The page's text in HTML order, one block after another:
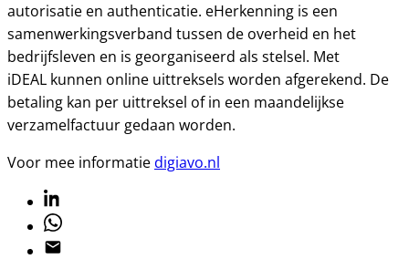
autorisatie en authenticatie. eHerkenning is een
samenwerkingsverband tussen de overheid en het
bedrijfsleven en is georganiseerd als stelsel. Met
iDEAL kunnen online uittreksels worden afgerekend. De
betaling kan per uittreksel of in een maandelijkse
verzamelfactuur gedaan worden.
Voor mee informatiedigiavo.nl
Linkedin
Whatsapp
Email